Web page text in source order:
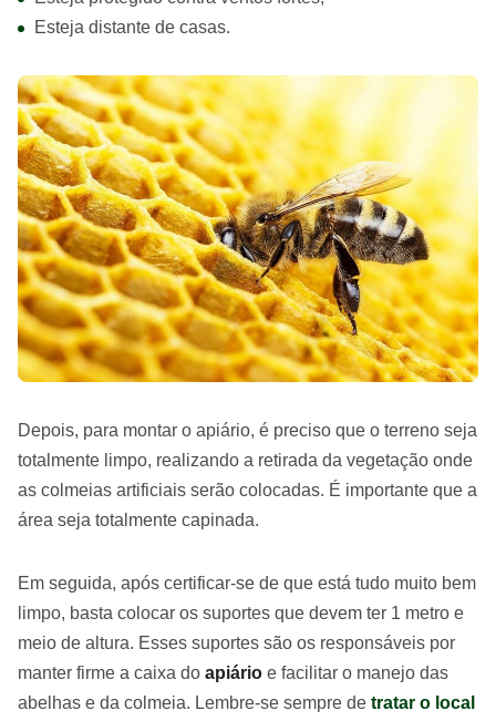
Esteja distante de casas.
Depois, para montar o apiário, é preciso que o terreno seja
totalmente limpo, realizando a retirada da vegetação onde
as colmeias artificiais serão colocadas. É importante que a
área seja totalmente capinada.
Em seguida, após certificar-se de que está tudo muito bem
limpo, basta colocar os suportes que devem ter 1 metro e
meio de altura. Esses suportes são os responsáveis por
manter firme a caixa do apiário e facilitar o manejo das
abelhas e da colmeia. Lembre-se sempre de tratar o local